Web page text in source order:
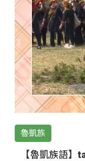
魯凱族
【魯凱族語】